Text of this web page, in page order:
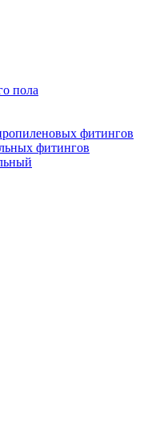
пола
фитингов
фитингов